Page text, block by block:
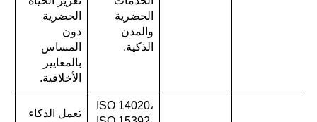
الحضرية
والمدن
الذكية.
الحضرية
دون
المساس
بالمعايير
الأخلاقية.
ISO 14020،
تعمل الذكاء